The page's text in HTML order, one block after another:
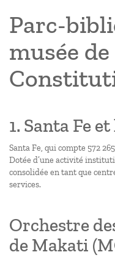
Parc-
musée
1. Santa Fe
Santa Fe, qui compte 572
Dotée d’une activité
consolidée en tant que
services.
Orchestre
de Makati